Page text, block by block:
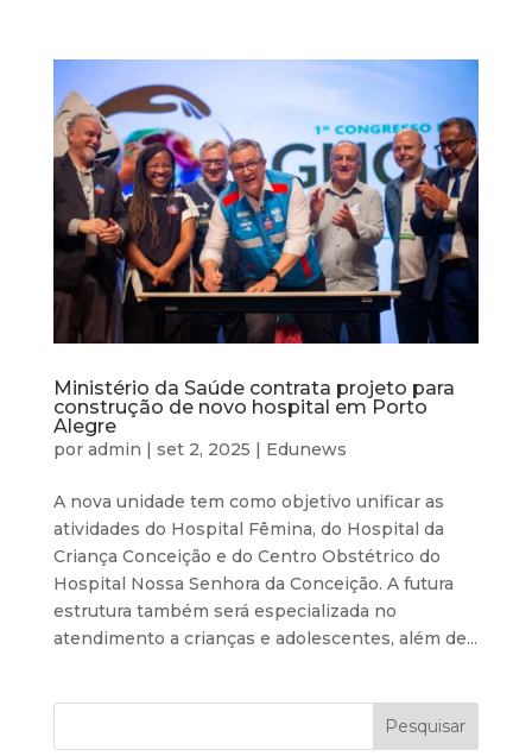
Ministério da Saúde contrata projeto para
construção de novo hospital em Porto
Alegre
por admin | set 2, 2025 | Edunews
A nova unidade tem como objetivo unificar as
atividades do Hospital Fêmina, do Hospital da
Criança Conceição e do Centro Obstétrico do
Hospital Nossa Senhora da Conceição. A futura
estrutura também será especializada no
atendimento a crianças e adolescentes, além de...
Pesquisar